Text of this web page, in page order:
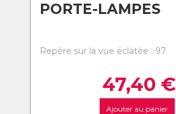
PORTE-LAMPES
Repère sur la vue éclatée : 97
47,40 €
Ajouter au panier